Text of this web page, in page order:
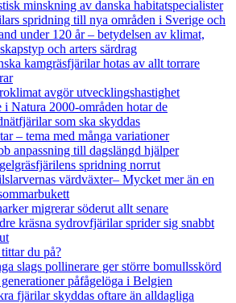
minskning av danska habitatspecialister
spridning till nya områden i Sverige och
under 120 år– betydelsen av klimat,
och arters särdrag
kamgräsfjärilar hotas av allt torrare
avgör utvecklingshastighet
i Natura 2000-områden hotar de
som ska skyddas
– tema med många variationer
anpassning till dagslängd hjälper
spridning norrut
värdväxter– Mycket mer än en
migrerar söderut allt senare
kräsna sydrovfjärilar sprider sig snabbt
du på?
slags pollinerare ger större bomullsskörd
påfågelöga i Belgien
fjärilar skyddas oftare än alldagliga